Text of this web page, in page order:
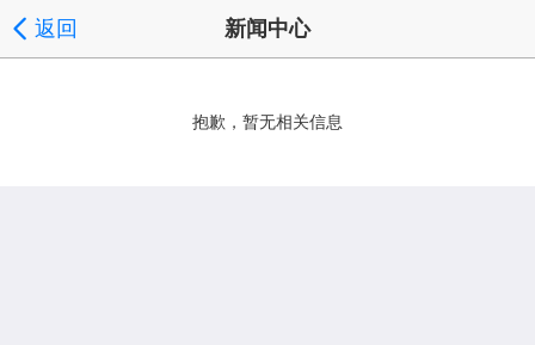
返回 新闻中心
抱歉，暂无相关信息